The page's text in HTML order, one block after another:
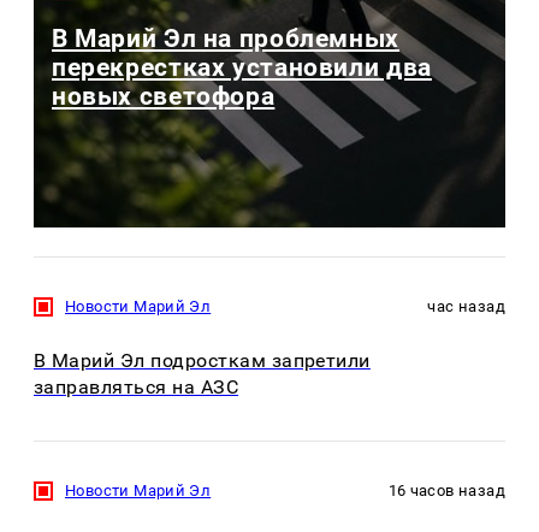
В Марий Эл на проблемных
перекрестках установили два
новых светофора
Новости Марий Эл час назад
В Марий Эл подросткам запретили
заправляться на АЗС
Новости Марий Эл 16 часов назад